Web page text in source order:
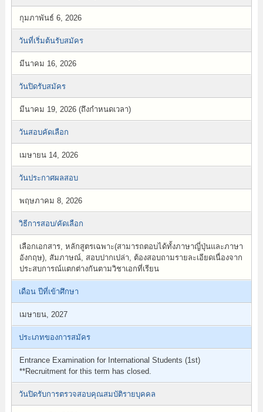
กุมภาพันธ์ 6, 2026
วันที่เริ่มต้นรับสมัคร
มีนาคม 16, 2026
วันปิดรับสมัคร
มีนาคม 19, 2026 (ถึงกำหนดเวลา)
วันสอบคัดเลือก
เมษายน 14, 2026
วันประกาศผลสอบ
พฤษภาคม 8, 2026
วิธีการสอบ/คัดเลือก
เลือกเอกสาร, หลักสูตรเฉพาะ(สามารถตอบได้ทั้งภาษาญี่ปุ่นและภาษา
อังกฤษ), สัมภาษณ์, สอบปากเปล่า, ต้องสอบถามรายละเอียดเนื่องจาก
ประสบการณ์แตกต่างกันตามวิชาเอกที่เรียน
เดือน ปีที่เข้าศึกษา
เมษายน, 2027
ประเภทของการสมัคร
Entrance Examination for International Students (1st)
**Recruitment for this term has closed.
วันปิดรับการตรวจสอบคุณสมบัติรายบุคคล